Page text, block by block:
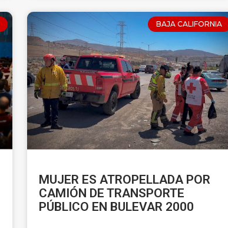
BAJA CALIFORNIA
MUJER ES ATROPELLADA POR
CAMIÓN DE TRANSPORTE
PÚBLICO EN BULEVAR 2000